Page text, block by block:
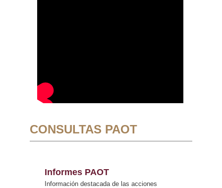
CONSULTAS PAOT
Informes PAOT
Información destacada de las acciones